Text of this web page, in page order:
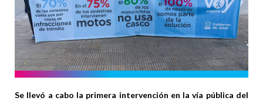
Se llevó a cabo la primera intervención en la vía pública del